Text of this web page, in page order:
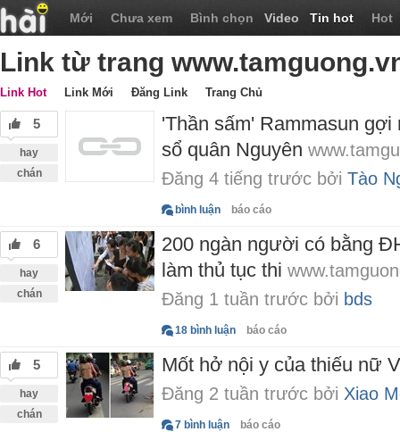
Mới Chưa xem Bình chọn Video Tin hot Hot
Link từ trang
Link Hot Link Mới Đăng Link Trang Chủ
5
hay
chán
'Thần sấm' Rammasun
sổ quân Nguyên
Đăng 4 tiếng trước bởi Tào
bình luận báo cáo
6
hay
chán
200 ngàn người có bằng
làm thủ tục thi
Đăng 1 tuần trước bởi bds
18 bình luận báo cáo
5
hay
chán
Mốt hở nội y của thiếu nữ
Đăng 2 tuần trước bởi Xiao
7 bình luận báo cáo